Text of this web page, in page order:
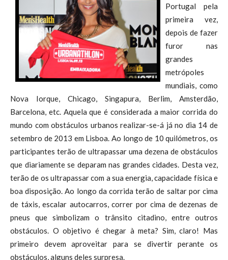
Portugal pela
primeira vez,
depois de fazer
furor nas
grandes
metrópoles
mundiais, como
Nova Iorque, Chicago, Singapura, Berlim, Amsterdão,
Barcelona, etc. Aquela que é considerada a maior corrida do
mundo com obstáculos urbanos realizar-se-á já no dia 14 de
setembro de 2013 em Lisboa. Ao longo de 10 quilómetros, os
participantes terão de ultrapassar uma dezena de obstáculos
que diariamente se deparam nas grandes cidades. Desta vez,
terão de os ultrapassar com a sua energia, capacidade física e
boa disposição. Ao longo da corrida terão de saltar por cima
de táxis, escalar autocarros, correr por cima de dezenas de
pneus que simbolizam o trânsito citadino, entre outros
obstáculos. O objetivo é chegar à meta? Sim, claro! Mas
primeiro devem aproveitar para se divertir perante os
obstáculos, alguns deles surpresa.